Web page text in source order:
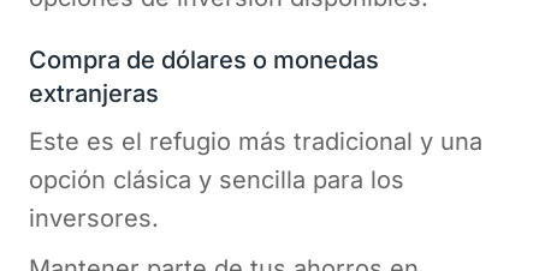
Compra de dólares o monedas
extranjeras
Este es el refugio más tradicional y una
opción clásica y sencilla para los
inversores.